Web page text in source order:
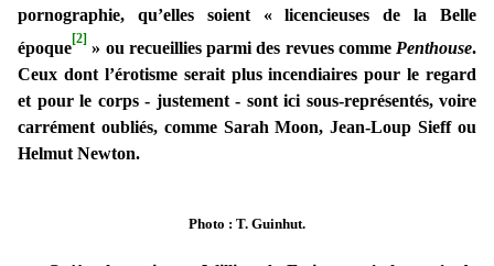
pornographie, qu’elles soient « licencieuses de la Belle
époque[2] » ou recueillies parmi des revues comme Penthouse.
Ceux dont l’érotisme serait plus incendiaires pour le regard
et pour le corps - justement - sont ici sous-représentés, voire
carrément oubliés, comme Sarah Moon, Jean-Loup Sieff ou
Helmut Newton.
Photo : T. Guinhut.